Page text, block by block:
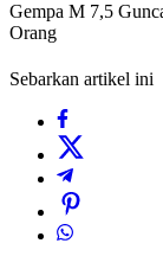
Gempa M 7,5
Orang
Sebarkan artikel ini